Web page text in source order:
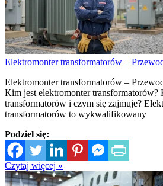
Elektromonter transformatorów –
Elektromonter transformatorów –
Kim jest elektromonter transformatorów?
transformatorów i czym się zajmuje?
transformatorów to wykwalifikowany
Podziel się:
Czytaj więcej »